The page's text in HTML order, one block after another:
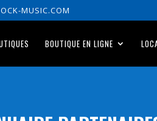
MUSIC.COM
BOUTIQUE EN LIGNE